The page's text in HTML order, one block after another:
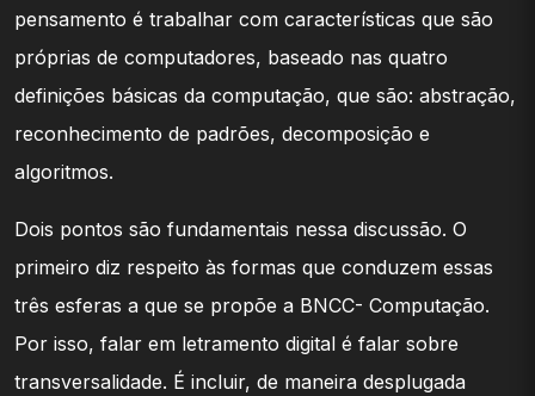
pensamento é trabalhar com características que são
próprias de computadores, baseado nas quatro
definições básicas da computação, que são: abstração,
reconhecimento de padrões, decomposição e
algoritmos.
Dois pontos são fundamentais nessa discussão. O
primeiro diz respeito às formas que conduzem essas
três esferas a que se propõe a BNCC- Computação.
Por isso, falar em letramento digital é falar sobre
transversalidade. É incluir, de maneira desplugada